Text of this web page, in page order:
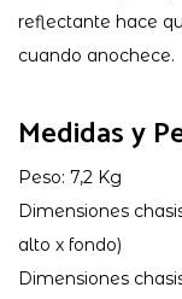
reflectante hace
cuando anochece.
Medidas y
Peso: 7,2 Kg
Dimensiones
alto x fondo)
Dimensiones